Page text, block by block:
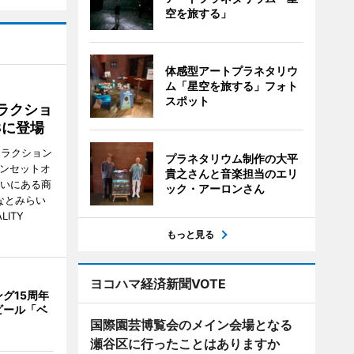
クショ
登場
クション
セットオ
にある商
とみらい
グ15周年
ル「ベ
空を旅する」
体感型アートプラネタリウ
ム「星空を旅する」フォト
スポット
プラネタリウム制作の大平
貴之さんと音楽担当のエリ
ック・アーロンさん
もっと見る
ヨコハマ経済新聞VOTE
国際園芸博覧会のメイン会場となる
瀬谷区に行ったことはありますか